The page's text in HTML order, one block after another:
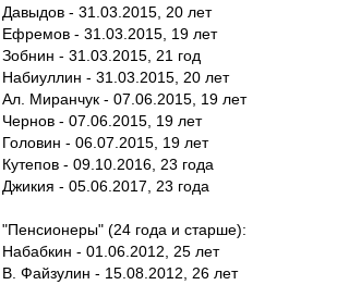
Давыдов - 31.03.2015, 20 лет
Ефремов - 31.03.2015, 19 лет
Зобнин - 31.03.2015, 21 год
Набиуллин - 31.03.2015, 20 лет
Ал. Миранчук - 07.06.2015, 19 лет
Чернов - 07.06.2015, 19 лет
Головин - 06.07.2015, 19 лет
Кутепов - 09.10.2016, 23 года
Джикия - 05.06.2017, 23 года
"Пенсионеры" (24 года и старше):
Набабкин - 01.06.2012, 25 лет
В. Файзулин - 15.08.2012, 26 лет